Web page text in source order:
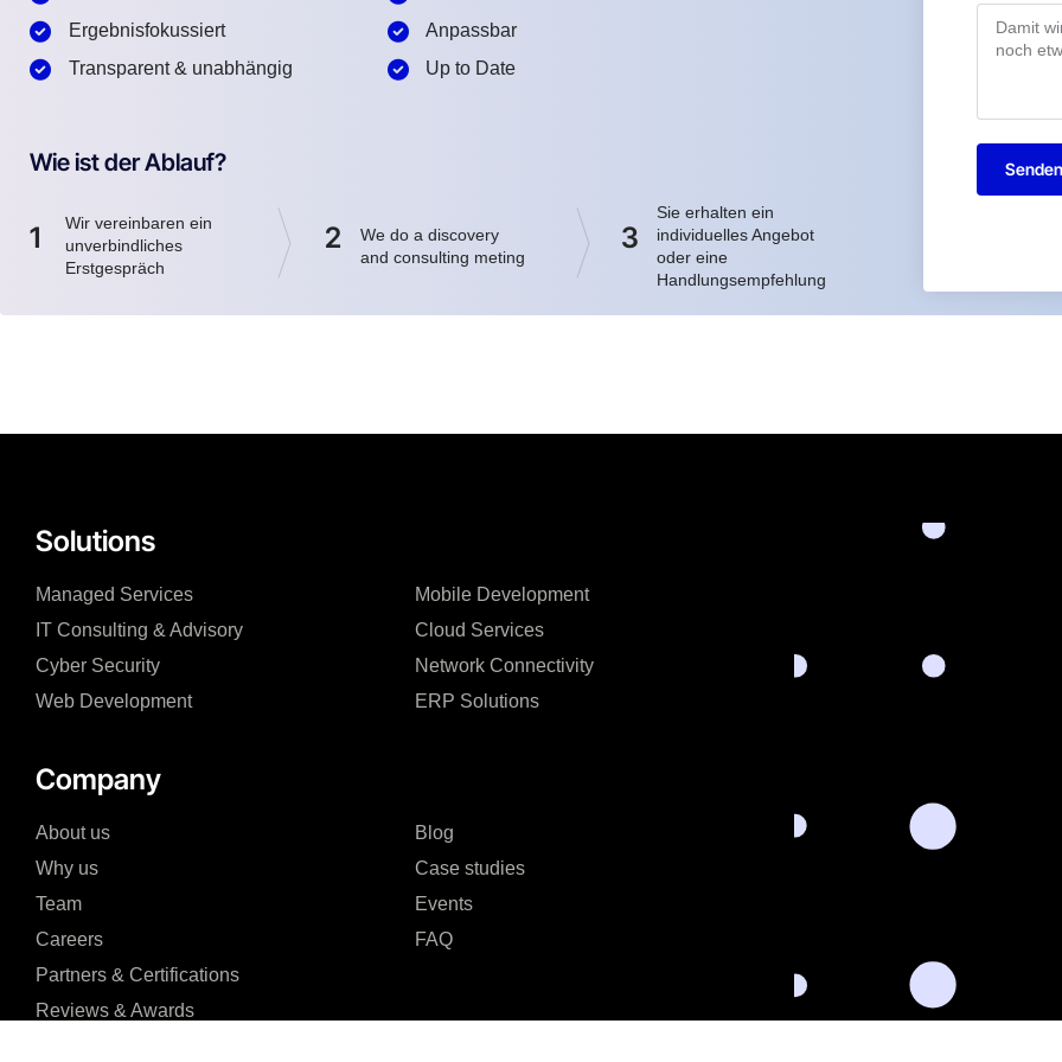
Ergebnisfokussiert
Transparent & unabhängig
Anpassbar
Up to Date
Wie ist der Ablauf?
1
Wir vereinbaren ein
unverbindliches
Erstgespräch
2
We do a discovery
and consulting meting
3
Sie erhalten ein
individuelles Angebot
oder eine
Handlungsempfehlung
Senden
Solutions
Managed Services
IT Consulting & Advisory
Cyber Security
Web Development
Mobile Development
Cloud Services
Network Connectivity
ERP Solutions
Company
About us
Why us
Team
Careers
Partners & Certifications
Reviews & Awards
Blog
Case studies
Events
FAQ